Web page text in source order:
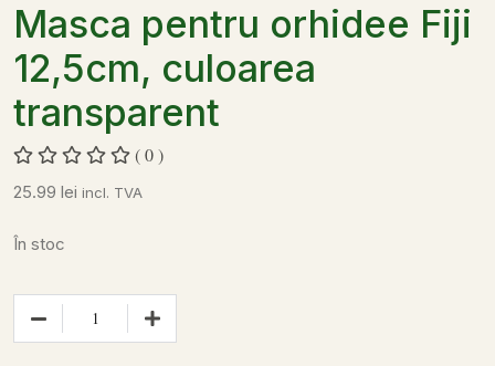
Masca pentru orhidee Fiji
12,5cm, culoarea
transparent
( 0 )
25.99 lei incl. TVA
În stoc